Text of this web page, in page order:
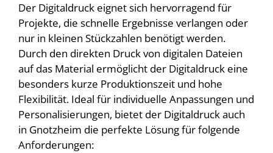
Der Digitaldruck eignet sich hervorragend für
Projekte, die schnelle Ergebnisse verlangen oder
nur in kleinen Stückzahlen benötigt werden.
Durch den direkten Druck von digitalen Dateien
auf das Material ermöglicht der Digitaldruck eine
besonders kurze Produktionszeit und hohe
Flexibilität. Ideal für individuelle Anpassungen und
Personalisierungen, bietet der Digitaldruck auch
in Gnotzheim die perfekte Lösung für folgende
Anforderungen: